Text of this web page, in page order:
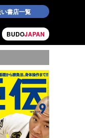
書店一覧
BUDOJAPAN